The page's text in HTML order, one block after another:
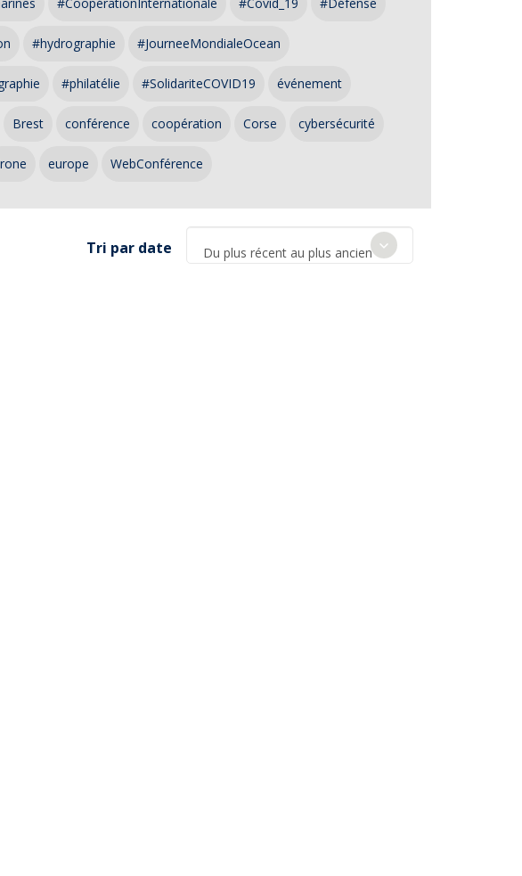
#hydrographie #JourneeMondialeOcean
#philatélie #SolidariteCOVID19 événement
Brest conférence coopération Corse cybersécurité
europe WebConférence
Tri par date Du plus récent au plus ancien